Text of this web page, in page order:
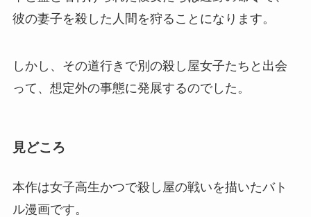
彼の妻子を殺した人間を狩ることになります。
しかし、その道行きで別の殺し屋女子たちと出会
って、想定外の事態に発展するのでした。
見どころ
本作は女子高生かつで殺し屋の戦いを描いたバト
ル漫画です。